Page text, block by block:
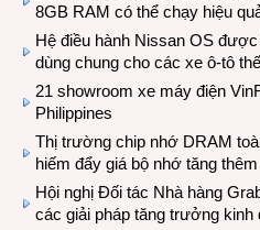
8GB RAM có thể chạy hiệu
Hệ điều hành Nissan OS
dùng chung cho các xe ô-tô
21 showroom xe máy điện
Philippines
Thị trường chip nhớ DRAM
hiếm đẩy giá bộ nhớ tăng thêm
Hội nghị Đối tác Nhà hàng
các giải pháp tăng trưởng kinh